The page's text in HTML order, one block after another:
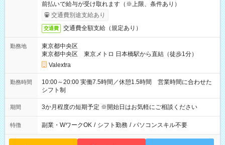
前払いで給与が受け取れます（※上限、条件あり）
交通費別途支給あり
交通費 交通費全額支給（規定あり）
勤務地
東京都中央区
東京都中央区 東京メトロ 日本橋駅から直結（徒歩1分）
Valextra
勤務時間
10:00～20:00 実働7.5時間／休憩1.5時間 営業時間に合わせた
シフト制
期間 3か月程度の短期予定 ※開始日はお気軽にご相談ください
特徴 副業・WワークOK / シフト勤務 / パソコンスキル不要